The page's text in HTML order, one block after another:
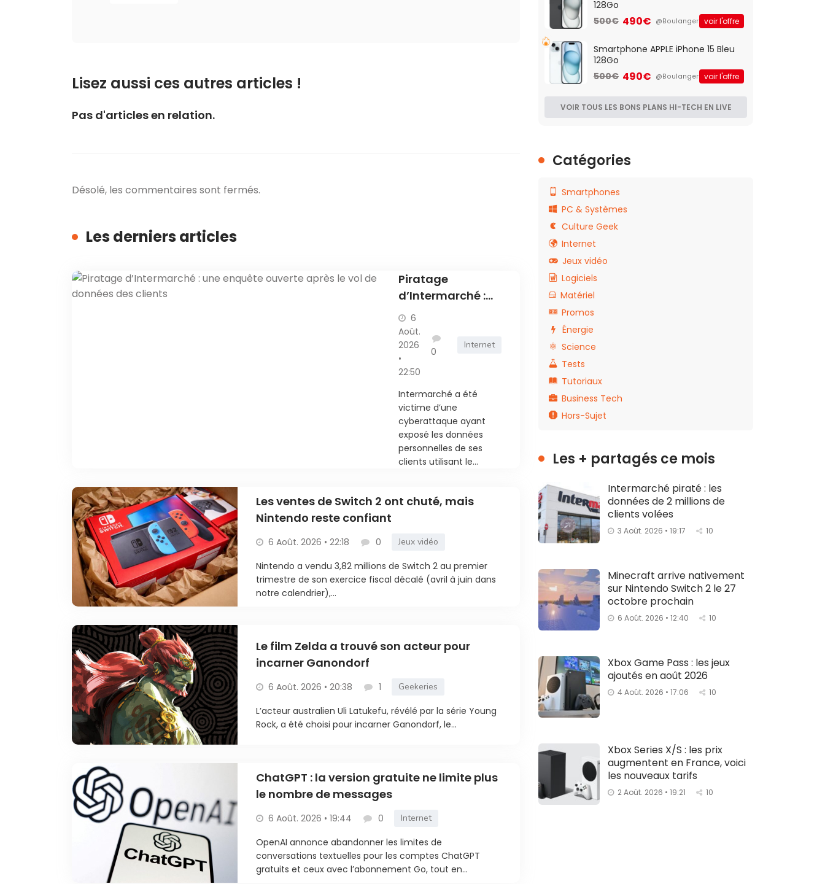
Lisez aussi ces autres articles !
Pas d'articles en relation.
Désolé, les commentaires sont fermés.
Les derniers articles
Piratage
d’Intermarché :
une enquête
ouverte après le
vol de données
des clients
6
Août.
2026
•
22:50
0
Internet
Intermarché a été
victime d’une
cyberattaque ayant
exposé les données
personnelles de ses
clients utilisant le...
Les ventes de Switch 2 ont chuté, mais
Nintendo reste confiant
6 Août. 2026 • 22:18 0 Jeux vidéo
Nintendo a vendu 3,82 millions de Switch 2 au premier
trimestre de son exercice fiscal décalé (avril à juin dans
notre calendrier),...
Le film Zelda a trouvé son acteur pour
incarner Ganondorf
6 Août. 2026 • 20:38 1 Geekeries
L’acteur australien Uli Latukefu, révélé par la série Young
Rock, a été choisi pour incarner Ganondorf, le...
ChatGPT : la version gratuite ne limite plus
le nombre de messages
6 Août. 2026 • 19:44 0 Internet
OpenAI annonce abandonner les limites de
conversations textuelles pour les comptes ChatGPT
gratuits et ceux avec l’abonnement Go, tout en...
128Go
500€ 490€ @Boulanger voir l'offre
Smartphone APPLE iPhone 15 Bleu
128Go
500€ 490€ @Boulanger voir l'offre
VOIR TOUS LES BONS PLANS HI-TECH EN LIVE
Catégories
Smartphones
PC & Systèmes
Culture Geek
Internet
Jeux vidéo
Logiciels
Matériel
Promos
Énergie
Science
Tests
Tutoriaux
Business Tech
Hors-Sujet
Les + partagés ce mois
Intermarché piraté : les
données de 2 millions de
clients volées
3 Août. 2026 • 19:17 10
Minecraft arrive nativement
sur Nintendo Switch 2 le 27
octobre prochain
6 Août. 2026 • 12:40 10
Xbox Game Pass : les jeux
ajoutés en août 2026
4 Août. 2026 • 17:06 10
Xbox Series X/S : les prix
augmentent en France, voici
les nouveaux tarifs
2 Août. 2026 • 19:21 10